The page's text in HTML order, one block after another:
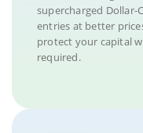
supercharged Dollar-
entries at better
protect your capital
required.